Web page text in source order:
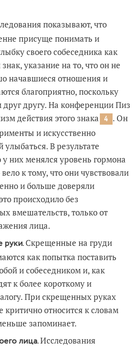
показывают, что
присуще понимать и
своего собеседника как
указание на то, что он не
начавшиеся отношения и
благоприятно, поскольку
другу. На конференции Пиз
действия этого знака 4 . Он
и искусственно
улыбаться. В результате
у них менялся уровень гормона
к тому, что они чувствовали
и больше доверяли
происходило без
вмешательств, только от
лица.
руки.Скрещенные на груди
как попытка поставить
и собеседником и, как
к более короткому и
При скрещенных руках
критично относится к словам
запоминает.
лица.Исследования